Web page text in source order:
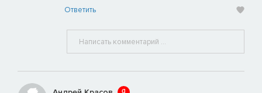
Ответить